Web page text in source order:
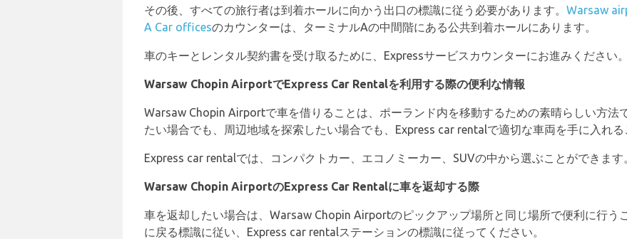
その後、すべての旅行者は到着ホールに向かう出口の標識に従う必要があります。 Warsaw
A Car officesのカウンターは、ターミナルAの中間階にある公共到着ホールにあります。
車のキーとレンタル契約書を受け取るために、Expressサービスカウンターにお進みください。
Warsaw Chopin AirportでExpress Car Rentalを利用する際の便利な情報
Warsaw Chopin Airportで車を借りることは、ポーランド内を移動するための素晴らしい方法
たい場合でも、周辺地域を探索したい場合でも、Express car rentalで適切な車両を手に入れる
Express car rentalでは、コンパクトカー、エコノミーカー、SUVの中から選ぶことができます
Warsaw Chopin AirportのExpress Car Rentalに車を返却する際
車を返却したい場合は、Warsaw Chopin Airportのピックアップ場所と同じ場所で便利に行う
に戻る標識に従い、Express car rentalステーションの標識に従ってください。